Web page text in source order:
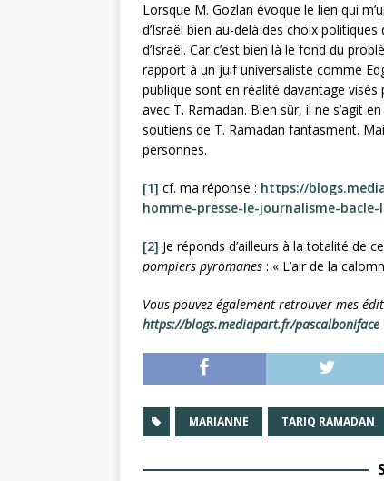
Lorsque M. Gozlan évoque le lien qui
d’Israël bien au-delà des choix
d’Israël. Car c’est bien là le fond du
rapport à un juif universaliste comme
publique sont en réalité davantage visés
avec T. Ramadan. Bien sûr, il ne s’agit
soutiens de T. Ramadan fantasment.
personnes.
[1] cf. ma réponse : https://
homme-presse-le-journalisme-
[2] Je réponds d’ailleurs à la totalité de
pompiers pyromanes : « L’air de la
Vous pouvez également retrouver mes
https://blogs.mediapart.fr/pascalboniface
MARIANNE TARIQ RAMADAN